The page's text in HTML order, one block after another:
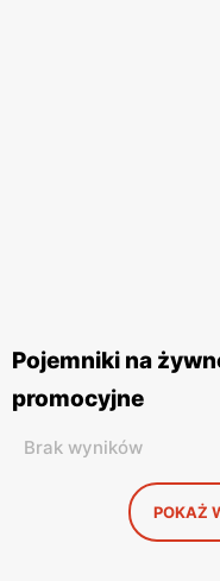
Pojemniki na
promocyjne
Brak wyników
POKAŻ